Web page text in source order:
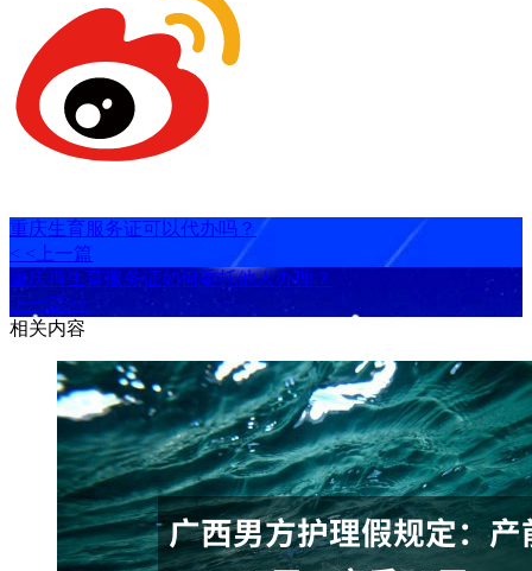
重庆生育服务证可以代办吗？
< <上一篇
重庆再生育服务证如何委托他人办理？
下一篇>>
相关内容